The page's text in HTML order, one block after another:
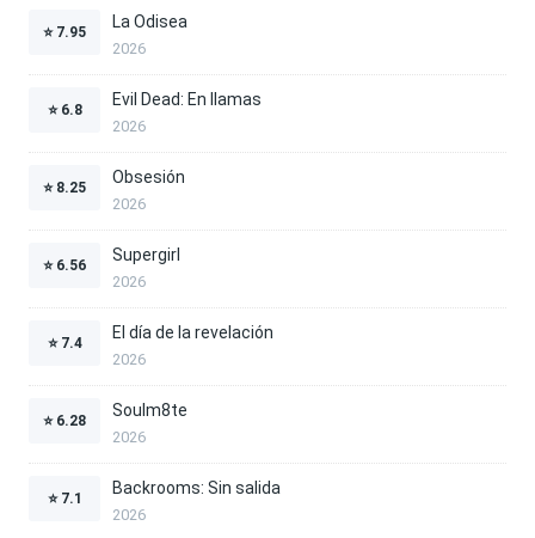
⭐ 7.95
La Odisea
2026
⭐ 6.8
Evil Dead: En llamas
2026
⭐ 8.25
Obsesión
2026
⭐ 6.56
Supergirl
2026
⭐ 7.4
El día de la revelación
2026
⭐ 6.28
Soulm8te
2026
⭐ 7.1
Backrooms: Sin salida
2026